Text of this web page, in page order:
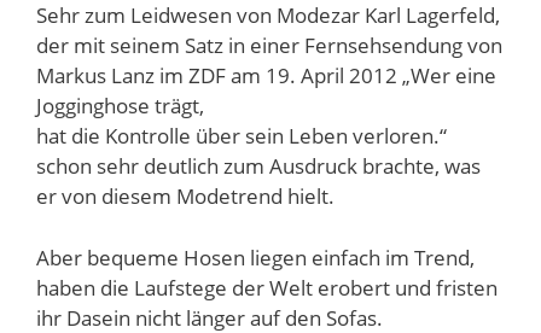
Sehr zum Leidwesen von Modezar Karl Lagerfeld,
der mit seinem Satz in einer Fernsehsendung von
Markus Lanz im ZDF am 19. April 2012 „Wer eine
Jogginghose trägt,
hat die Kontrolle über sein Leben verloren.“
schon sehr deutlich zum Ausdruck brachte, was
er von diesem Modetrend hielt.
Aber bequeme Hosen liegen einfach im Trend,
haben die Laufstege der Welt erobert und fristen
ihr Dasein nicht länger auf den Sofas.